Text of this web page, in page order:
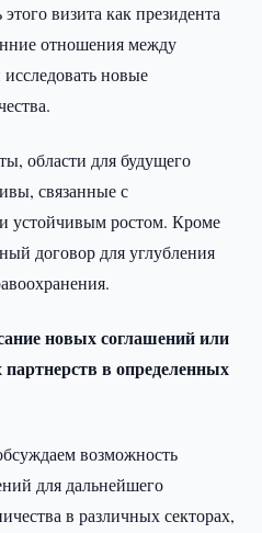
визита как президента
отношения между
новые
области для будущего
связанные с
устойчивым ростом. Кроме
договор для углубления
новых соглашений или
в определенных
возможность
для дальнейшего
в различных секторах,